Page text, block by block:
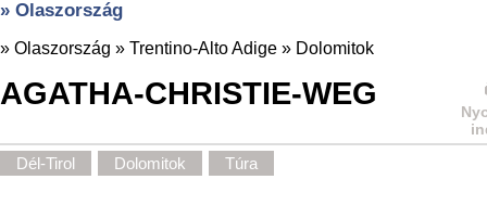
» Olaszország
» Olaszország » Trentino-Alto Adige » Dolomitok
AGATHA-CHRISTIE-WEG
Dél-Tirol Dolomitok Túra